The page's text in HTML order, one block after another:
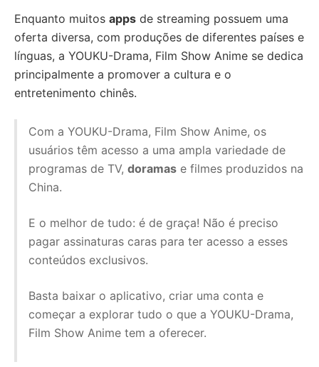
Enquanto muitos apps de streaming possuem uma
oferta diversa, com produções de diferentes países e
línguas, a YOUKU-Drama, Film Show Anime se dedica
principalmente a promover a cultura e o
entretenimento chinês.
Com a YOUKU-Drama, Film Show Anime, os
usuários têm acesso a uma ampla variedade de
programas de TV, doramas e filmes produzidos na
China.
E o melhor de tudo: é de graça! Não é preciso
pagar assinaturas caras para ter acesso a esses
conteúdos exclusivos.
Basta baixar o aplicativo, criar uma conta e
começar a explorar tudo o que a YOUKU-Drama,
Film Show Anime tem a oferecer.